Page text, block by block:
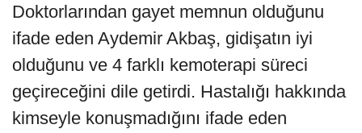
Doktorlarından gayet memnun olduğunu
ifade eden Aydemir Akbaş, gidişatın iyi
olduğunu ve 4 farklı kemoterapi süreci
geçireceğini dile getirdi. Hastalığı hakkında
kimseyle konuşmadığını ifade eden